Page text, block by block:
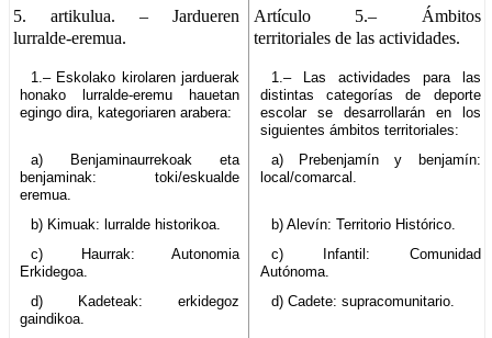
5. artikulua.– Jardueren
lurralde-eremua.
Artículo 5.– Ámbitos
territoriales de las actividades.
1.– Eskolako kirolaren jarduerak
honako lurralde-eremu hauetan
egingo dira, kategoriaren arabera:
1.– Las actividades para las
distintas categorías de deporte
escolar se desarrollarán en los
siguientes ámbitos territoriales:
a) Benjaminaurrekoak eta
benjaminak: toki/eskualde
eremua.
a) Prebenjamín y benjamín:
local/comarcal.
b) Kimuak: lurralde historikoa.
b) Alevín: Territorio Histórico.
c) Haurrak: Autonomia
Erkidegoa.
c) Infantil: Comunidad
Autónoma.
d) Kadeteak: erkidegoz
gaindikoa.
d) Cadete: supracomunitario.